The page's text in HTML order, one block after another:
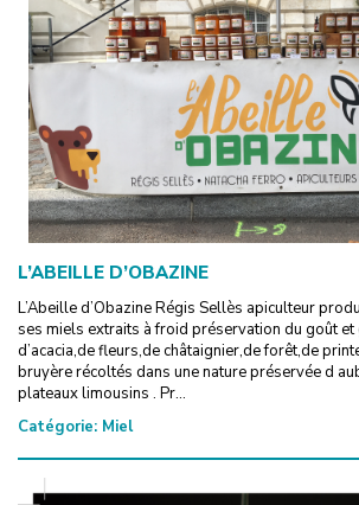
L’ABEILLE D’OBAZINE
L’Abeille d’Obazine Régis Sellès apiculteur
ses miels extraits à froid préservation du goût
d’acacia,de fleurs,de châtaignier,de forêt,de
bruyère récoltés dans une nature préservée d
plateaux limousins . Pr...
Catégorie: Miel